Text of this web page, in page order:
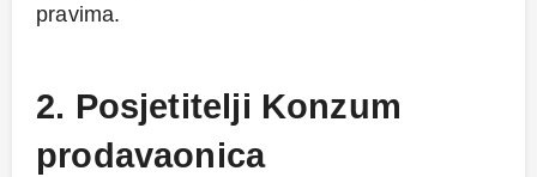
pravima.
2. Posjetitelji Konzum
prodavaonica